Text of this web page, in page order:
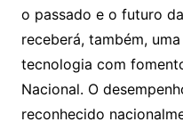
o passado e o futuro
receberá, também,
tecnologia com
Nacional. O
reconhecido